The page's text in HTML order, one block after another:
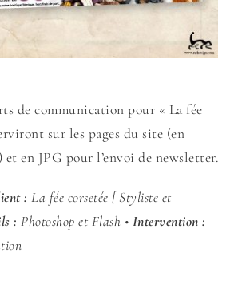
de communication pour « La fée
sur les pages du site (en
en JPG pour l’envoi de newsletter.
: La fée corsetée [ Styliste et
: Photoshop et Flash • Intervention :